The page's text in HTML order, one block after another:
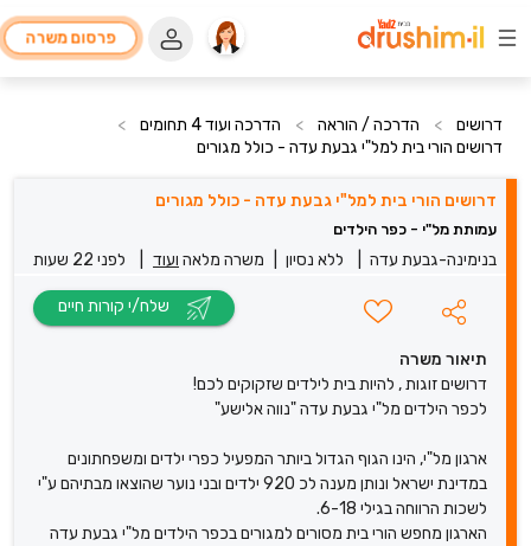
פרסום משרה
דרושים > הדרכה / הוראה > הדרכה ועוד 4 תחומים
>
דרושים הורי בית למל"י גבעת עדה - כולל מגורים
דרושים הורי בית למל"י גבעת עדה - כולל מגורים
עמותת מל"י - כפר הילדים
בנימינה-גבעת עדה ללא נסיון משרה מלאה ועוד לפני 22 שעות
תיאור משרה
דרושים זוגות , להיות בית לילדים שזקוקים לכם!
לכפר הילדים מל"י גבעת עדה "נווה אלישע"
ארגון מל"י, הינו הגוף הגדול ביותר המפעיל כפרי ילדים ומשפחתונים
במדינת ישראל ונותן מענה לכ 920 ילדים ובני נוער שהוצאו מבתיהם ע"י
לשכות הרווחה בגילי 6-18.
הארגון מחפש הורי בית מסורים למגורים בכפר הילדים מל"י גבעת עדה